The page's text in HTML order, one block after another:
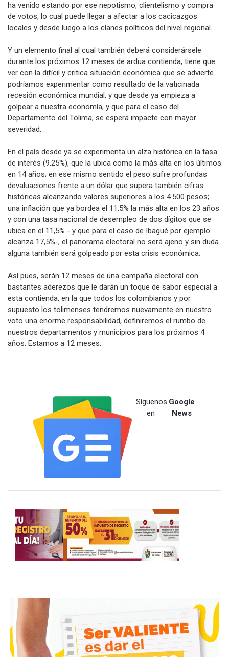
ha venido estando por ese nepotismo, clientelismo y compra
de votos, lo cual puede llegar a afectar a los cacicazgos
locales y desde luego a los clanes políticos del nivel regional.
Y un elemento final al cual también deberá considerársele
durante los próximos 12 meses de ardua contienda, tiene que
ver con la difícil y critica situación económica que se advierte
podríamos experimentar como resultado de la vaticinada
recesión económica mundial, y que desde ya empieza a
golpear a nuestra economía, y que para el caso del
Departamento del Tolima, se espera impacte con mayor
severidad.
En el país desde ya se experimenta un alza histórica en la tasa
de interés (9.25%), que la ubica como la más alta en los últimos
en 14 años; en ese mismo sentido el peso sufre profundas
devaluaciones frente a un dólar que supera también cifras
históricas alcanzando valores superiores a los 4.500 pesos;
una inflación que ya bordea el 11.5% la más alta en los 23 años
y con una tasa nacional de desempleo de dos dígitos que se
ubica en el 11,5% - y que para el caso de Ibagué por ejemplo
alcanza 17,5%-, el panorama electoral no será ajeno y sin duda
alguna también será golpeado por esta crisis económica.
Así pues, serán 12 meses de una campaña electoral con
bastantes aderezos que le darán un toque de sabor especial a
esta contienda, en la que todos los colombianos y por
supuesto los tolimenses tendremos nuevamente en nuestro
voto una enorme responsabilidad, definiremos el rumbo de
nuestros departamentos y municipios para los próximos 4
años. Estamos a 12 meses.
Síguenos
en
Google
News